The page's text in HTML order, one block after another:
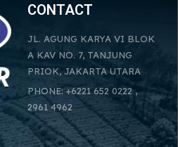
CONTACT
JL. AGUNG KARYA VI BLOK
A KAV NO. 7, TANJUNG
PRIOK, JAKARTA UTARA
PHONE: +6221 652 0222 ,
2961 4962